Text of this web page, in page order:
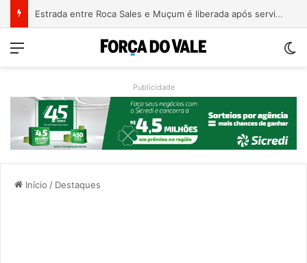
Estrada entre Roca Sales e Muçum é liberada após serviços de manutenção
Menu
Publicidade
Início / Destaques